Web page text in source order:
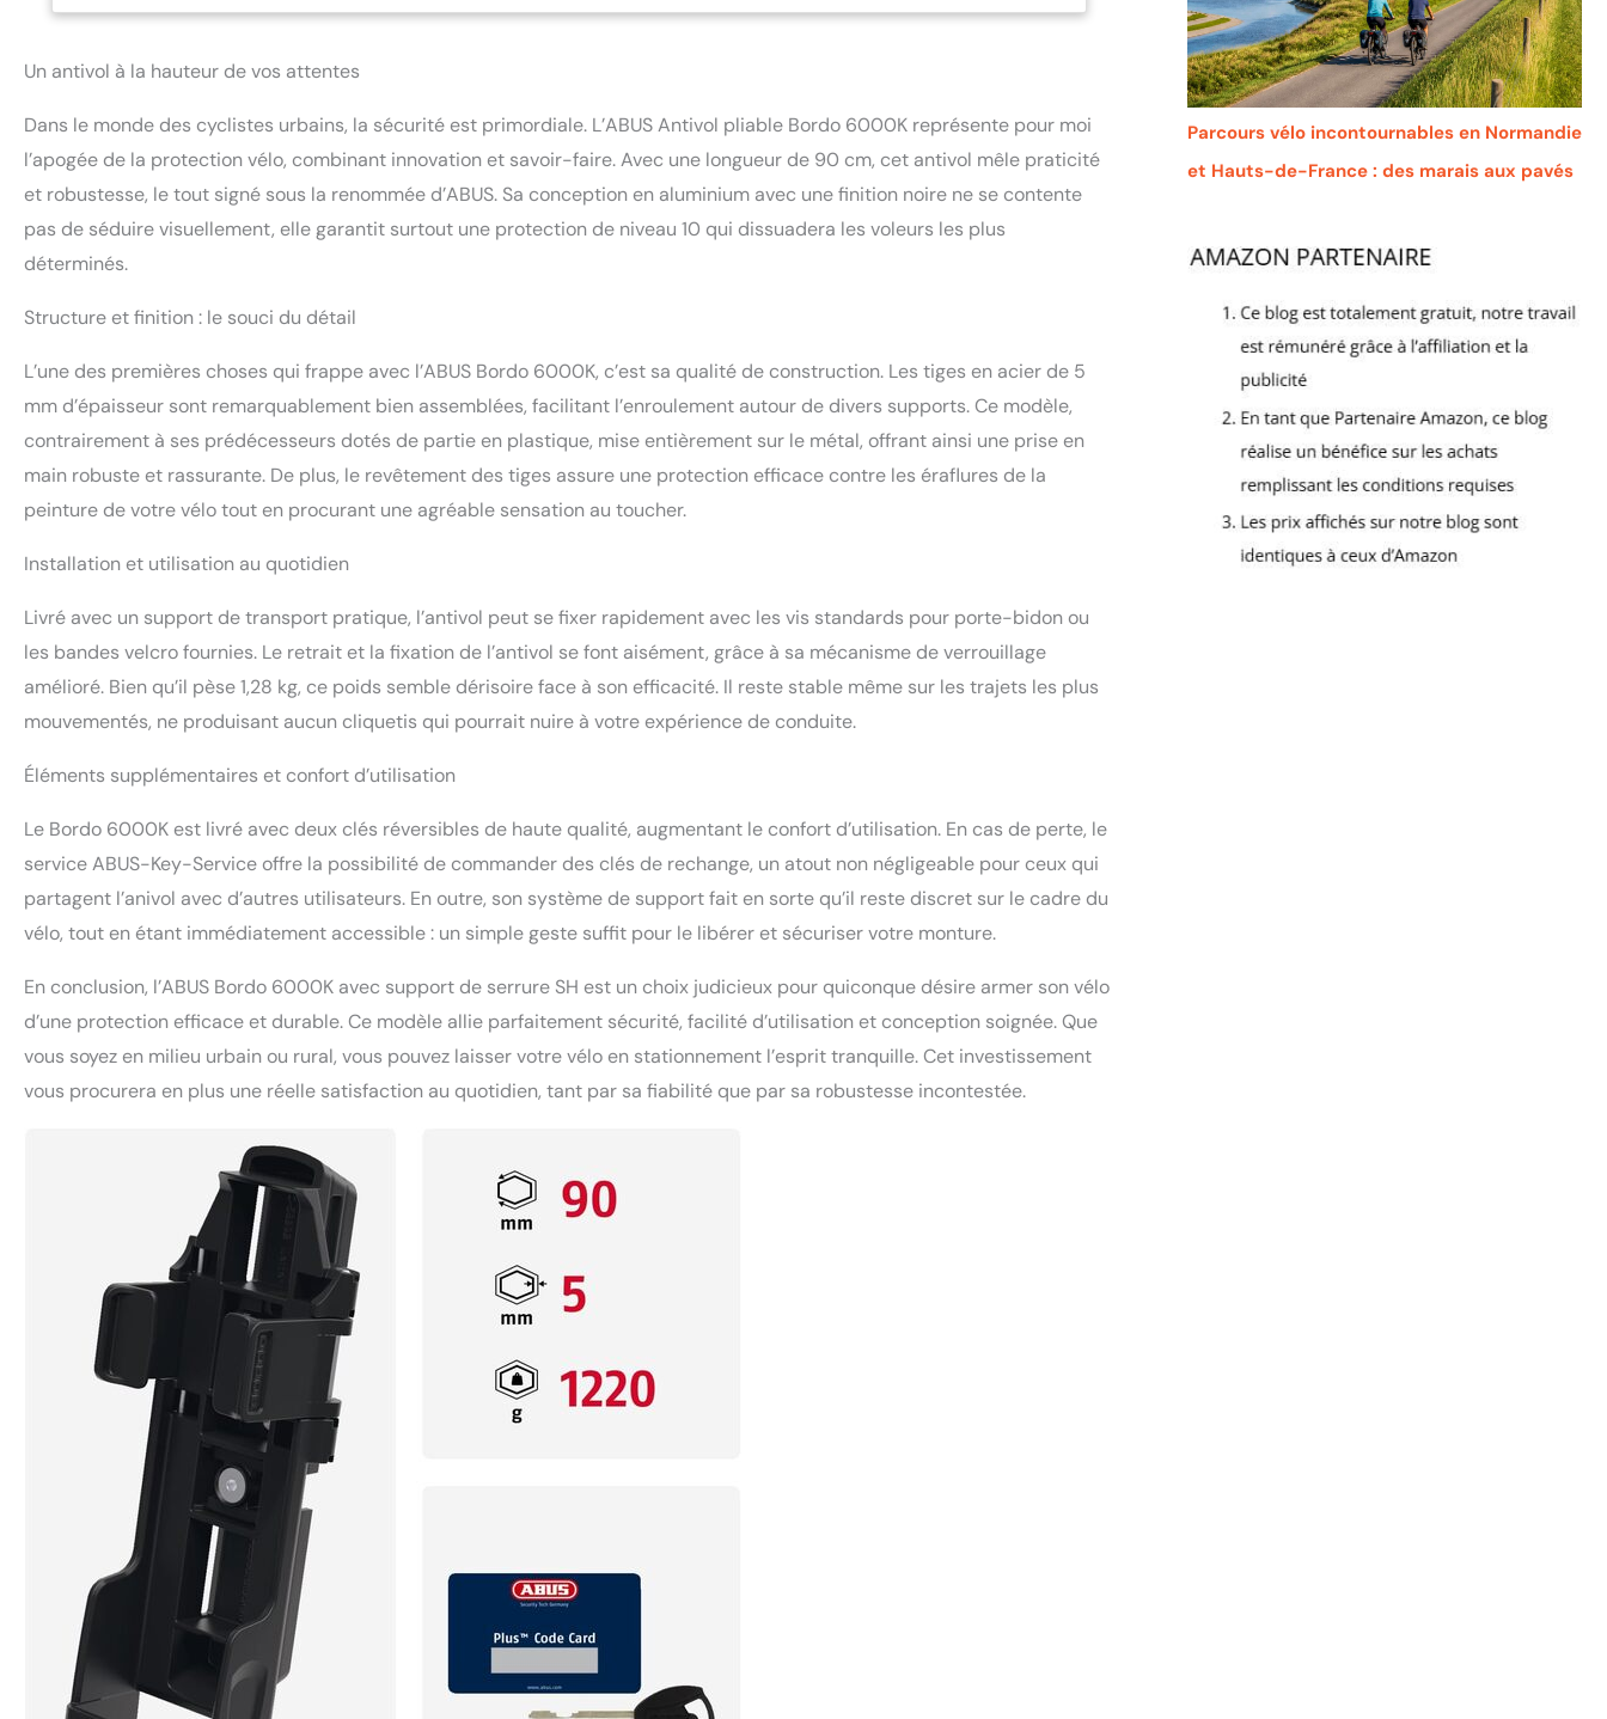
Un antivol à la hauteur de vos attentes
Dans le monde des cyclistes urbains, la sécurité est primordiale. L’ABUS Antivol pliable Bordo 6000K représente pour moi
l’apogée de la protection vélo, combinant innovation et savoir-faire. Avec une longueur de 90 cm, cet antivol mêle praticité
et robustesse, le tout signé sous la renommée d’ABUS. Sa conception en aluminium avec une finition noire ne se contente
pas de séduire visuellement, elle garantit surtout une protection de niveau 10 qui dissuadera les voleurs les plus
déterminés.
Structure et finition : le souci du détail
L’une des premières choses qui frappe avec l’ABUS Bordo 6000K, c’est sa qualité de construction. Les tiges en acier de 5
mm d’épaisseur sont remarquablement bien assemblées, facilitant l’enroulement autour de divers supports. Ce modèle,
contrairement à ses prédécesseurs dotés de partie en plastique, mise entièrement sur le métal, offrant ainsi une prise en
main robuste et rassurante. De plus, le revêtement des tiges assure une protection efficace contre les éraflures de la
peinture de votre vélo tout en procurant une agréable sensation au toucher.
Installation et utilisation au quotidien
Livré avec un support de transport pratique, l’antivol peut se fixer rapidement avec les vis standards pour porte-bidon ou
les bandes velcro fournies. Le retrait et la fixation de l’antivol se font aisément, grâce à sa mécanisme de verrouillage
amélioré. Bien qu’il pèse 1,28 kg, ce poids semble dérisoire face à son efficacité. Il reste stable même sur les trajets les plus
mouvementés, ne produisant aucun cliquetis qui pourrait nuire à votre expérience de conduite.
Éléments supplémentaires et confort d’utilisation
Le Bordo 6000K est livré avec deux clés réversibles de haute qualité, augmentant le confort d’utilisation. En cas de perte, le
service ABUS-Key-Service offre la possibilité de commander des clés de rechange, un atout non négligeable pour ceux qui
partagent l’anivol avec d’autres utilisateurs. En outre, son système de support fait en sorte qu’il reste discret sur le cadre du
vélo, tout en étant immédiatement accessible : un simple geste suffit pour le libérer et sécuriser votre monture.
En conclusion, l’ABUS Bordo 6000K avec support de serrure SH est un choix judicieux pour quiconque désire armer son vélo
d’une protection efficace et durable. Ce modèle allie parfaitement sécurité, facilité d’utilisation et conception soignée. Que
vous soyez en milieu urbain ou rural, vous pouvez laisser votre vélo en stationnement l’esprit tranquille. Cet investissement
vous procurera en plus une réelle satisfaction au quotidien, tant par sa fiabilité que par sa robustesse incontestée.
Parcours vélo incontournables en Normandie
et Hauts-de-France : des marais aux pavés